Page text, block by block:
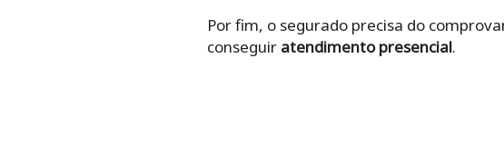
Por fim, o segurado precisa do
conseguir atendimento presencial.